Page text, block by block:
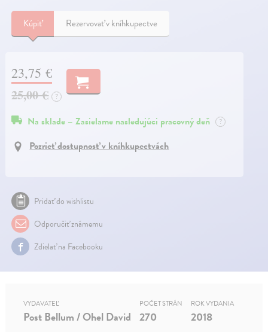
Kúpiť Rezervovať v kníhkupectve
23,75 €
25,00 € ?
Na sklade – Zasielame nasledujúci pracovný deň ?
Pozrieť dostupnosť v kníhkupectvách
Pridať do wishlistu
Odporučiť známemu
Zdielať na Facebooku
VYDAVATEĽ
Post Bellum / Ohel David
POČET STRÁN
270
ROK VYDANIA
2018